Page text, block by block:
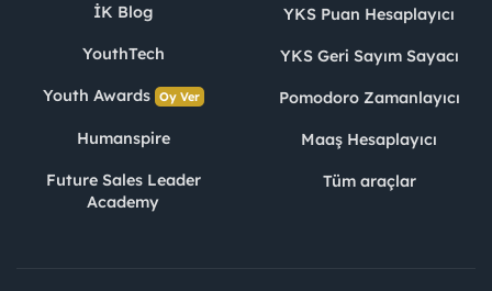
İK Blog
YouthTech
Youth Awards Oy Ver
Humanspire
Future Sales Leader
Academy
YKS Puan Hesaplayıcı
YKS Geri Sayım Sayacı
Pomodoro Zamanlayıcı
Maaş Hesaplayıcı
Tüm araçlar